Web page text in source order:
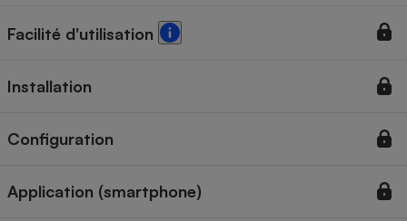
Facilité d'utilisation
Installation
Configuration
Application (smartphone)